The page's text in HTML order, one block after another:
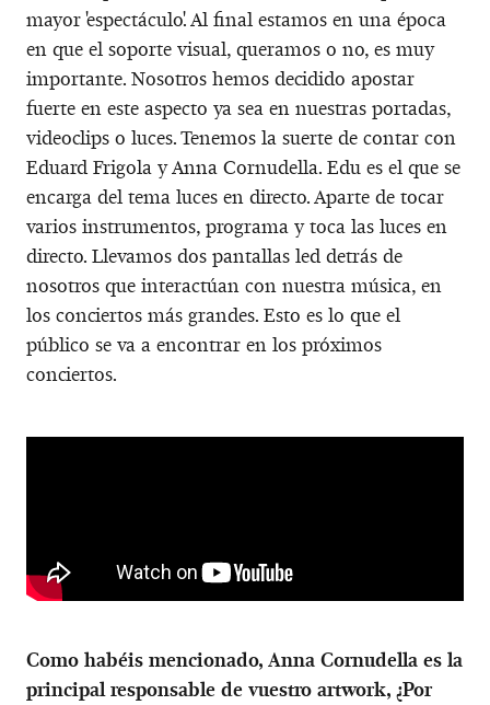
mayor 'espectáculo'. Al final estamos en una época
en que el soporte visual, queramos o no, es muy
importante. Nosotros hemos decidido apostar
fuerte en este aspecto ya sea en nuestras portadas,
videoclips o luces. Tenemos la suerte de contar con
Eduard Frigola y Anna Cornudella. Edu es el que se
encarga del tema luces en directo. Aparte de tocar
varios instrumentos, programa y toca las luces en
directo. Llevamos dos pantallas led detrás de
nosotros que interactúan con nuestra música, en
los conciertos más grandes. Esto es lo que el
público se va a encontrar en los próximos
conciertos.
Como habéis mencionado, Anna Cornudella es la
principal responsable de vuestro artwork, ¿Por